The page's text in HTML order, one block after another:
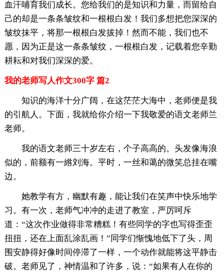
血汗哺育我们成长。您给我们的是知识和力量，而留给自
己的却是一条条皱纹和一根根白发！我们多想把您深深的
皱纹抹平，将那一根根白发拔掉！然而不能，我们也不
愿，因为正是这一条条皱纹，一根根白发，记载着您辛勤
耕耘和对我们深深的爱。
我的老师写人作文300字 篇2
知识的海洋十分广阔，在这茫茫大海中，老师便是我
的引航人。下面，我就给你介绍一下我敬爱的语文老师兰
老师。
我的语文老师三十岁左右，个子高高的。头发像海浪
似的，前额有一綹刘海。平时，一丝和蔼的微笑总挂在嘴
边。
她教学有方，幽默有趣，能让我们在笑声中快乐地学
习。有一次，老师气冲冲的走进了教室，严厉呵斥
道：“这次作业做得非常糟糕！有些同学的字也写得歪歪
扭扭，还在上面乱涂乱画！”同学们惭愧地低下了头，周
围安静得好像时间停滞了一样，一个动作就能将这平静击
破。老师见了，神情温和了许多，说：“如果有人在你的